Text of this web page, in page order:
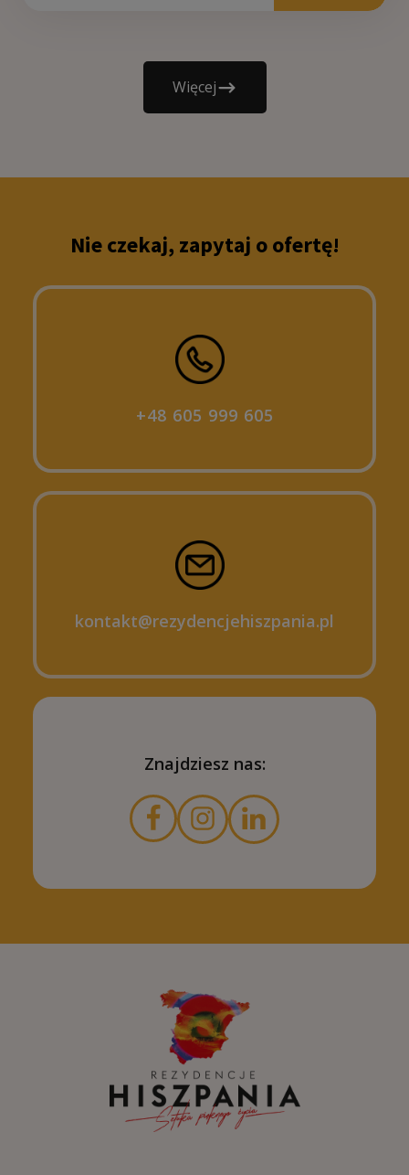
Więcej
Nie czekaj, zapytaj o ofertę!
+48 605 999 605
kontakt@rezydencjehiszpania.pl
Znajdziesz nas: